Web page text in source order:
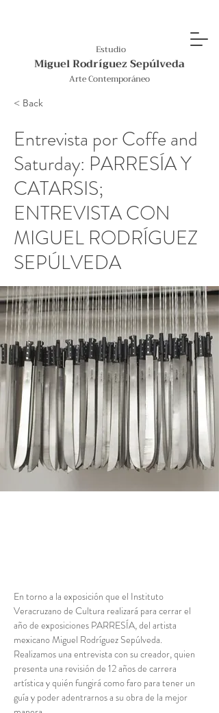
Estudio
Miguel Rodríguez Sepúlveda
Arte Contemporáneo
< Back
Entrevista por Coffe and
Saturday: PARRESÍA Y
CATARSIS;
ENTREVISTA CON
MIGUEL RODRÍGUEZ
SEPÚLVEDA
En torno a la exposición que el Instituto
Veracruzano de Cultura realizará para cerrar el
año de exposiciones PARRESÍA, del artista
mexicano Miguel Rodríguez Sepúlveda.
Realizamos una entrevista con su creador, quien
presenta una revisión de 12 años de carrera
artística y quién fungirá como faro para tener un
guía y poder adentrarnos a su obra de la mejor